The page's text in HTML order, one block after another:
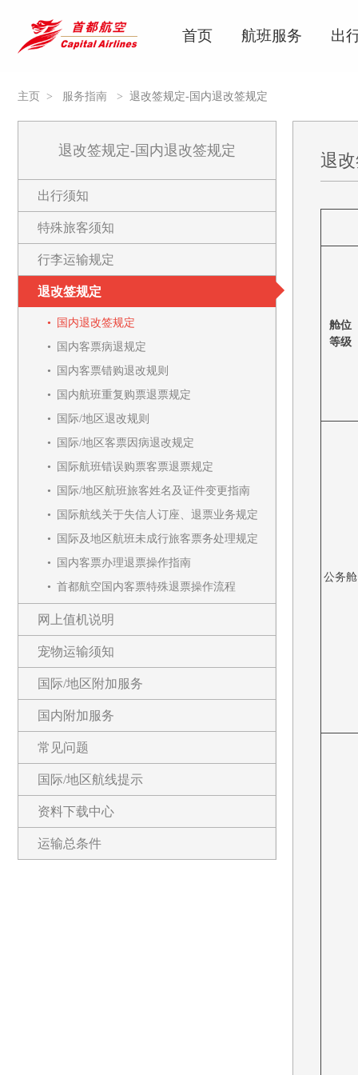
首页 航班服务 出
主页 > 服务指南 > 退改签规定-国内退改签规定
退改签规定-国内退改签规定
出行须知
特殊旅客须知
行李运输规定
退改签规定
国内退改签规定
国内客票病退规定
国内客票错购退改规则
国内航班重复购票退票规定
国际/地区退改规则
国际/地区客票因病退改规定
国际航班错误购票客票退票规定
国际/地区航班旅客姓名及证件变更指南
国际航线关于失信人订座、退票业务规定
国际及地区航班未成行旅客票务处理规定
国内客票办理退票操作指南
首都航空国内客票特殊退票操作流程
网上值机说明
宠物运输须知
国际/地区附加服务
国内附加服务
常见问题
国际/地区航线提示
资料下载中心
运输总条件
退
舱位
等级
公务舱